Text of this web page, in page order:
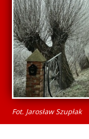
Fot. Jarosław Szupłak